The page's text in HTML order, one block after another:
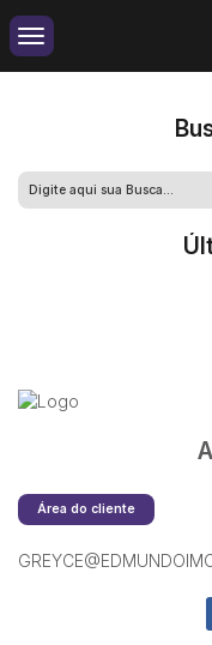
Área do cliente